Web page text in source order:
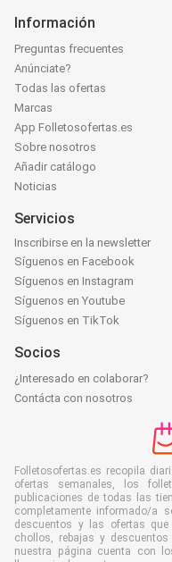
Información
Preguntas frecuentes
Anúnciate?
Todas las ofertas
Marcas
App Folletosofertas.es
Sobre nosotros
Añadir catálogo
Noticias
Servicios
Inscribirse en la newsletter
Síguenos en Facebook
Síguenos en Instagram
Síguenos en Youtube
Síguenos en TikTok
Socios
¿Interesado en colaborar?
Contácta con nosotros
Folletosofertas.es recopila
ofertas semanales, los
publicaciones de todas las
completamente informado/a
descuentos y las ofertas
chollos, rebajas y
nuestra página cuenta con